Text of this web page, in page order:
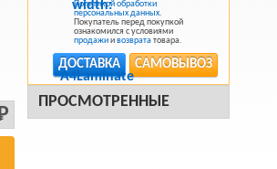
Политикой обработки
персональных данных.
Покупатель перед покупкой
ознакомился с условиями
продажиивозврататовара.
САМОВЫВОЗ
ДОСТАВКА
ПРОСМОТРЕННЫЕ